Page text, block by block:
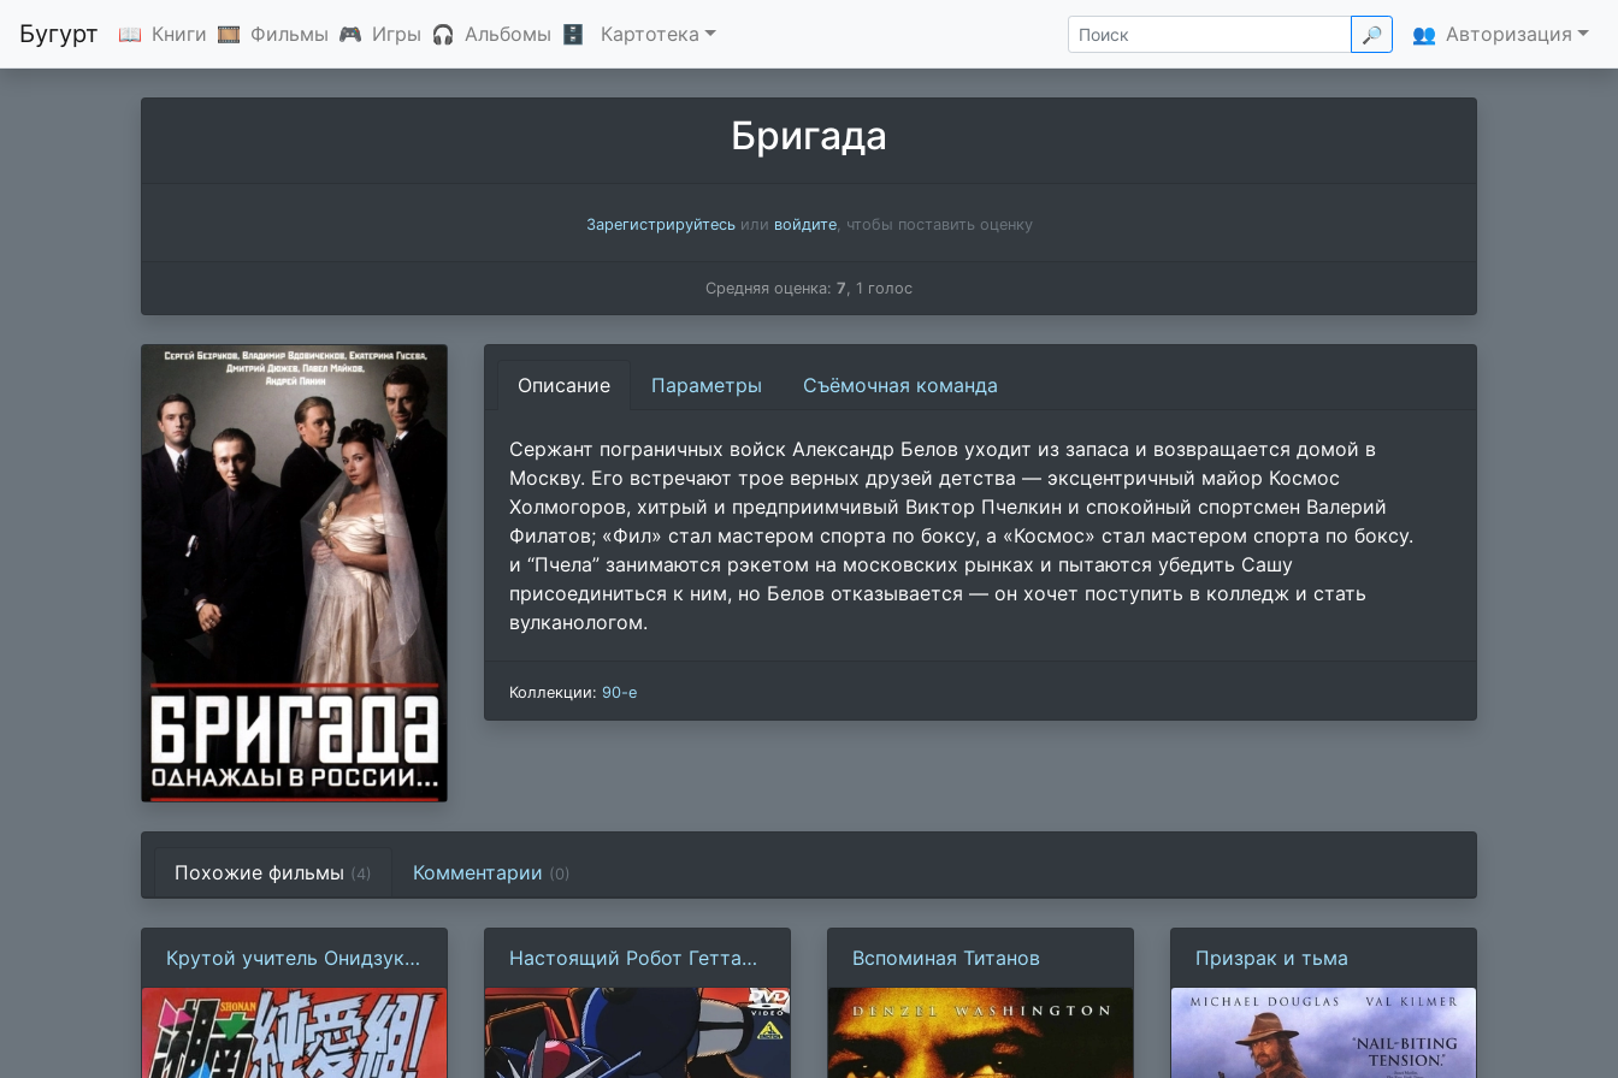
Бугурт 📖 Книги 🎞 Фильмы 🎮 Игры 🎧 Альбомы 🗄 Картотека 🔎 👥 Авторизация
Бригада
Зарегистрируйтесьили войдите, чтобы поставить оценку
Средняя оценка: 7, 1 голос
Описание Параметры Съёмочная команда
Сержант пограничных войск Александр Белов уходит из запаса и возвращается домой в
Москву. Его встречают трое верных друзей детства — эксцентричный майор Космос
Холмогоров, хитрый и предприимчивый Виктор Пчелкин и спокойный спортсмен Валерий
Филатов; «Фил» стал мастером спорта по боксу, а «Космос» стал мастером спорта по боксу.
и “Пчела” занимаются рэкетом на московских рынках и пытаются убедить Сашу
присоединиться к ним, но Белов отказывается — он хочет поступить в колледж и стать
вулканологом.
Коллекции: 90-е
Похожие фильмы (4) Комментарии (0)
Крутой учитель Онидзука:
Ранние годы
Настоящий Робот Гетта
против Нового Робота
Гетты
Вспоминая Титанов Призрак и тьма